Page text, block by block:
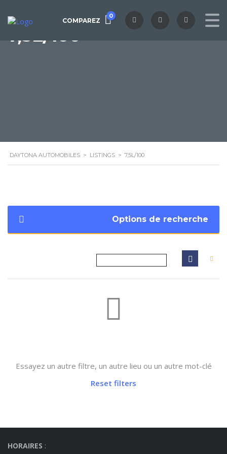
COMPAREZ
0
7,5L/100
DAYTONA AUTOMOBILES > LISTINGS > 7,5L/100
Options de recherche
Essayez un autre filtre, un autre lieu ou un autre mot-clé
Reset filters
HORAIRES :